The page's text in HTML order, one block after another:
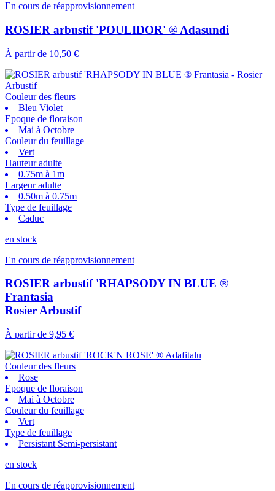
En cours de réapprovisionnement
ROSIER arbustif 'POULIDOR' ® Adasundi
À partir de 10,50 €
Couleur des fleurs
Bleu Violet
Epoque de floraison
Mai à Octobre
Couleur du feuillage
Vert
Hauteur adulte
0.75m à 1m
Largeur adulte
0.50m à 0.75m
Type de feuillage
Caduc
en stock
En cours de réapprovisionnement
ROSIER arbustif 'RHAPSODY IN BLUE ®
Frantasia
Rosier Arbustif
À partir de 9,95 €
Couleur des fleurs
Rose
Epoque de floraison
Mai à Octobre
Couleur du feuillage
Vert
Type de feuillage
Persistant Semi-persistant
en stock
En cours de réapprovisionnement